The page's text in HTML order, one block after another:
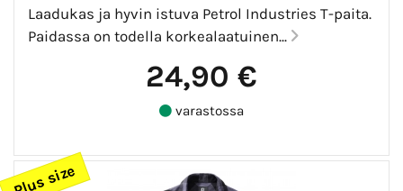
Laadukas ja hyvin istuva Petrol Industries T-paita.
Paidassa on todella korkealaatuinen...
24,90 €
varastossa
Plus size